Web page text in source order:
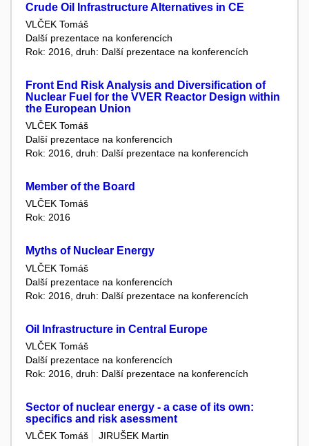
Crude Oil Infrastructure Alternatives in CE
VLČEK Tomáš
Další prezentace na konferencích
Rok: 2016, druh: Další prezentace na konferencích
Front End Risk Analysis and Diversification of
Nuclear Fuel for the VVER Reactor Design within
the European Union
VLČEK Tomáš
Další prezentace na konferencích
Rok: 2016, druh: Další prezentace na konferencích
Member of the Board
VLČEK Tomáš
Rok: 2016
Myths of Nuclear Energy
VLČEK Tomáš
Další prezentace na konferencích
Rok: 2016, druh: Další prezentace na konferencích
Oil Infrastructure in Central Europe
VLČEK Tomáš
Další prezentace na konferencích
Rok: 2016, druh: Další prezentace na konferencích
Sector of nuclear energy - a case of its own:
specifics and risk asessment
VLČEK Tomáš
JIRUŠEK Martin